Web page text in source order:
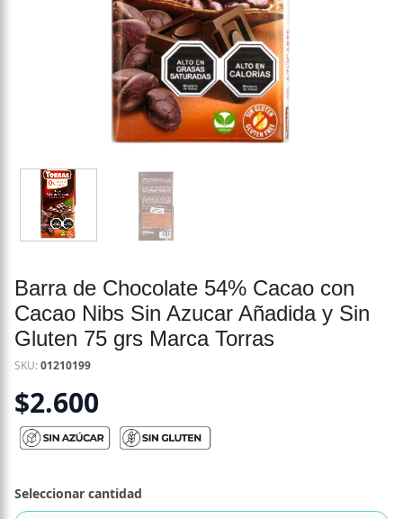
Barra de Chocolate 54% Cacao con
Cacao Nibs Sin Azucar Añadida y Sin
Gluten 75 grs Marca Torras
SKU:01210199
$2.600
Seleccionar cantidad